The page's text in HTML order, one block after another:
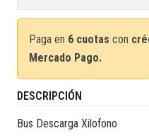
Paga en 6 cuotas con
Mercado Pago.
DESCRIPCIÓN
Bus Descarga Xilofono